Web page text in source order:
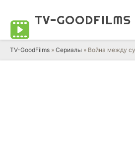
TV-GOODFILMS
TV-GoodFilms » Сериалы » Война между